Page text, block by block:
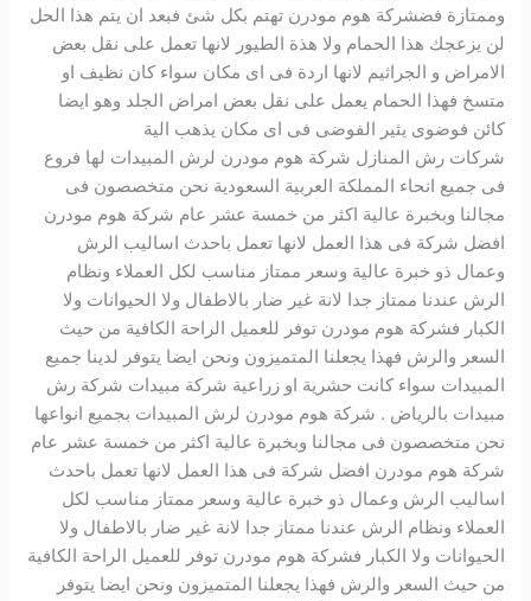
وممتازة فضشركة هوم مودرن تهتم بكل شئ فبعد ان يتم هذا الحل
لن يزعجك هذا الحمام ولا هذة الطيور لانها تعمل على نقل بعض
الامراض و الجراثيم لانها اردة فى اى مكان سواء كان نظيف او
متسخ فهذا الحمام يعمل على نقل بعض امراض الجلد وهو ايضا
كائن فوضوى يثير الفوضى فى اى مكان يذهب الية
شركات رش المنازل شركة هوم مودرن لرش المبيدات لها فروع
فى جميع انحاء المملكة العربية السعودية نحن متخصصون فى
مجالنا وبخبرة عالية اكثر من خمسة عشر عام شركة هوم مودرن
افضل شركة فى هذا العمل لانها تعمل باحدث اساليب الرش
وعمال ذو خبرة عالية وسعر ممتاز مناسب لكل العملاء ونظام
الرش عندنا ممتاز جدا لانة غير ضار بالاطفال ولا الحيوانات ولا
الكبار فشركة هوم مودرن توفر للعميل الراحة الكافية من حيث
السعر والرش فهذا يجعلنا المتميزون ونحن ايضا يتوفر لدينا جميع
المبيدات سواء كانت حشرية او زراعية شركة مبيدات شركة رش
مبيدات بالرياض . شركة هوم مودرن لرش المبيدات بجميع انواعها
نحن متخصصون فى مجالنا وبخبرة عالية اكثر من خمسة عشر عام
شركة هوم مودرن افضل شركة فى هذا العمل لانها تعمل باحدث
اساليب الرش وعمال ذو خبرة عالية وسعر ممتاز مناسب لكل
العملاء ونظام الرش عندنا ممتاز جدا لانة غير ضار بالاطفال ولا
الحيوانات ولا الكبار فشركة هوم مودرن توفر للعميل الراحة الكافية
من حيث السعر والرش فهذا يجعلنا المتميزون ونحن ايضا يتوفر